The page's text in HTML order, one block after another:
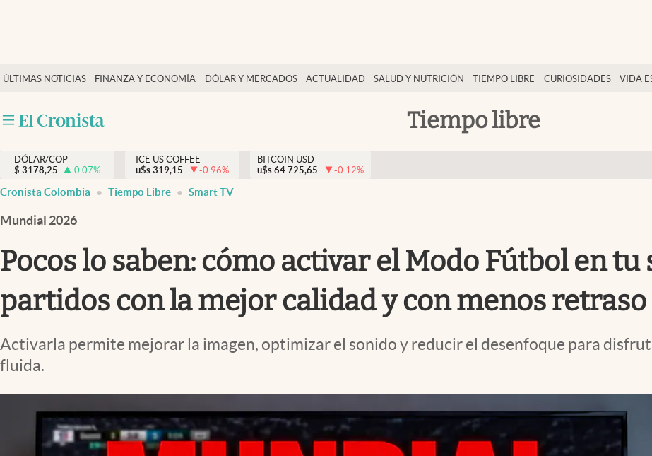
ÚLTIMAS NOTICIAS FINANZA Y ECONOMÍA DÓLAR Y MERCADOS ACTUALIDAD SALUD Y NUTRICIÓN TIEMPO LIBRE CURIOSIDADES VIDA
Tiempo libre
Salud y nutrición
Tiempo libre
Dólar y mercados
Curiosidades
DÓLAR/COP
$ 3178,25 0.07%
ICE US COFFEE
u$s 319,15 -0.96%
BITCOIN USD
u$s 64.725,65 -0.12%
Cronista Colombia Tiempo Libre Smart TV
Mundial 2026
Pocos lo saben: cómo activar el Modo Fútbol en
partidos con la mejor calidad y con menos retraso
Activarla permite mejorar la imagen, optimizar el sonido y reducir el desenfoque para
fluida.